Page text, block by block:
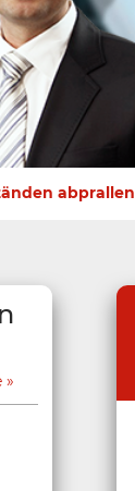
abprallen